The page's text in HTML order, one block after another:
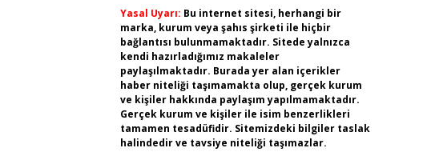
Yasal Uyarı: Bu internet sitesi, herhangi bir
marka, kurum veya şahıs şirketi ile hiçbir
bağlantısı bulunmamaktadır. Sitede yalnızca
kendi hazırladığımız makaleler
paylaşılmaktadır. Burada yer alan içerikler
haber niteliği taşımamakta olup, gerçek kurum
ve kişiler hakkında paylaşım yapılmamaktadır.
Gerçek kurum ve kişiler ile isim benzerlikleri
tamamen tesadüfidir. Sitemizdeki bilgiler taslak
halindedir ve tavsiye niteliği taşımazlar.